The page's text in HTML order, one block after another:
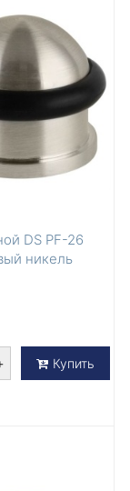
DS PF-26
никель
Купить